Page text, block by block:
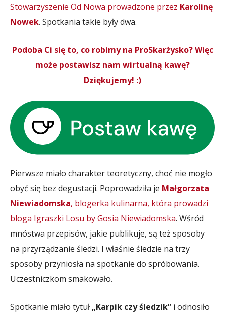
Stowarzyszenie Od Nowa prowadzone przez Karolinę
Nowek. Spotkania takie były dwa.
Podoba Ci się to, co robimy na ProSkarżysko? Więc
może postawisz nam wirtualną kawę?
Dziękujemy! :)
Pierwsze miało charakter teoretyczny, choć nie mogło
obyć się bez degustacji. Poprowadziła je Małgorzata
Niewiadomska, blogerka kulinarna, która prowadzi
bloga Igraszki Losu by Gosia Niewiadomska. Wśród
mnóstwa przepisów, jakie publikuje, są też sposoby
na przyrządzanie śledzi. I właśnie śledzie na trzy
sposoby przyniosła na spotkanie do spróbowania.
Uczestniczkom smakowało.
Spotkanie miało tytuł „Karpik czy śledzik” i odnosiło